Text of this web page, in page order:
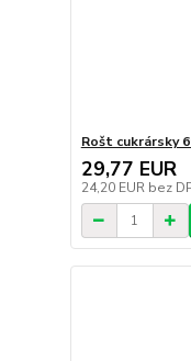
Rošt cukrársky
29,77 EUR
24,20 EUR bez